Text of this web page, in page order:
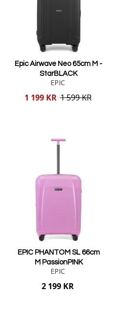
Epic Airwave Neo 65cm M -
StarBLACK
EPIC
Reducerat
1 199 KR 1 599 KR
EPIC PHANTOM SL 66cm
M PassionPINK
EPIC
2 199 KR